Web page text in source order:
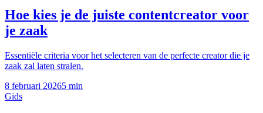
Hoe kies je de juiste contentcreator voor
je zaak
Essentiële criteria voor het selecteren van de perfecte creator die je
zaak zal laten stralen.
8 februari 20265 min
Gids